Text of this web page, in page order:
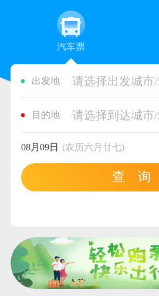
汽车票
出发地 请选择出发城市
目的地 请选择到达城市
08月09日 (农历六月廿七)
查 询